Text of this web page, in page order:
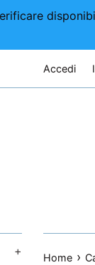
Accedi
+ Home ›